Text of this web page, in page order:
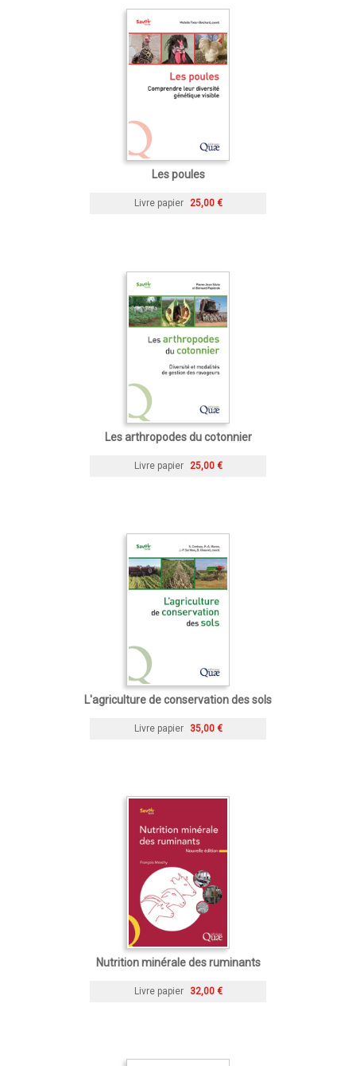
Les poules
Livre papier 25,00 €
Les arthropodes du cotonnier
Livre papier 25,00 €
L'agriculture de conservation des sols
Livre papier 35,00 €
Nutrition minérale des ruminants
Livre papier 32,00 €